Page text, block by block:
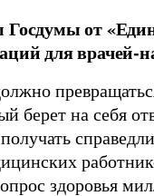
Госдумы от
для врачей-
берет на себя
здоровья